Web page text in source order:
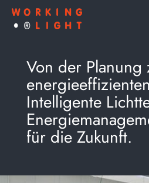
Von der Planung
Intelligente
für die Zukunft.